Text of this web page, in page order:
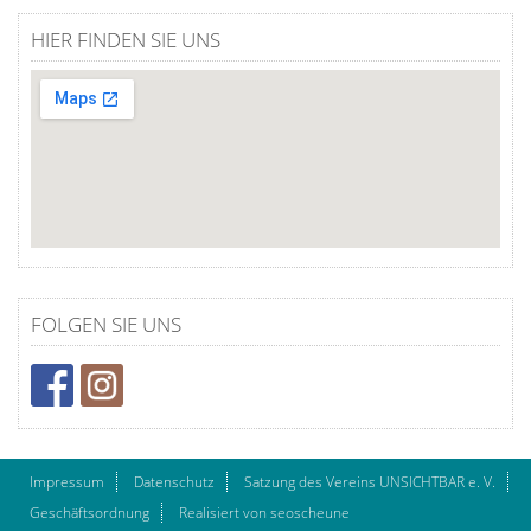
HIER FINDEN SIE UNS
FOLGEN SIE UNS
Impressum Datenschutz
Satzung des Vereins UNSICHTBAR e. V.
Geschäftsordnung
Realisiert von seoscheune